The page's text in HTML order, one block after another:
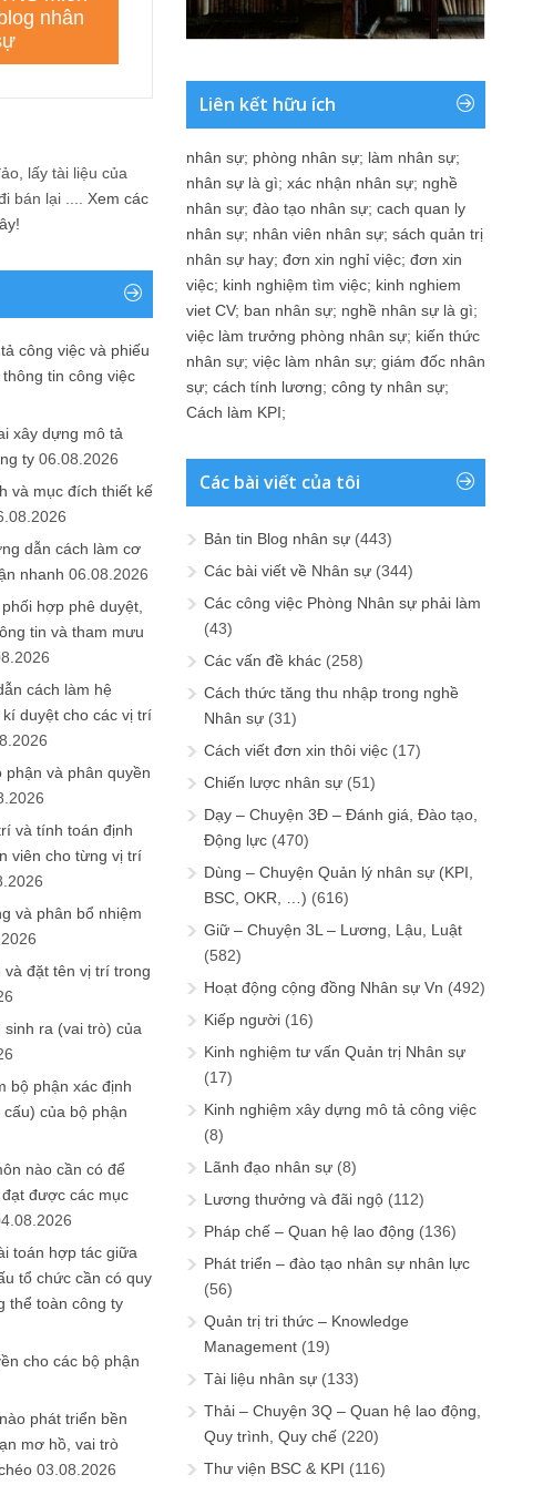
lấy tài liệu của
bán lại .... Xem các
công việc và phiếu
tin công việc
xây dựng mô tả
ty 06.08.2026
và mục đích thiết kế
dẫn cách làm cơ
nhanh 06.08.2026
hợp phê duyệt,
tin và tham mưu
cách làm hệ
duyệt cho các vị trí
phận và phân quyền
và tính toán định
viên cho từng vị trí
và phân bổ nhiệm
và đặt tên vị trí trong
sinh ra (vai trò) của
bộ phận xác định
của bộ phận
nào cần có để
được các mục
toán hợp tác giữa
tổ chức cần có quy
thể toàn công ty
cho các bộ phận
phát triển bền
mơ hồ, vai trò
03.08.2026
Liên kết hữu ích
nhân sự; phòng nhân sự; làm nhân sự;
nhân sự là gì; xác nhận nhân sự; nghề
nhân sự; đào tạo nhân sự; cach quan ly
nhân sự; nhân viên nhân sự; sách quản trị
nhân sự hay; đơn xin nghỉ việc; đơn xin
việc; kinh nghiệm tìm việc; kinh nghiem
viet CV; ban nhân sự; nghề nhân sự là gì;
việc làm trưởng phòng nhân sự; kiến thức
nhân sự; việc làm nhân sự; giám đốc nhân
sự; cách tính lương; công ty nhân sự;
Cách làm KPI;
Các bài viết của tôi
Bản tin Blog nhân sự (443)
Các bài viết về Nhân sự (344)
Các công việc Phòng Nhân sự phải làm
(43)
Các vấn đề khác (258)
Cách thức tăng thu nhập trong nghề
Nhân sự (31)
Cách viết đơn xin thôi việc (17)
Chiến lược nhân sự (51)
Dạy – Chuyện 3Đ – Đánh giá, Đào tạo,
Động lực (470)
Dùng – Chuyện Quản lý nhân sự (KPI,
BSC, OKR, …) (616)
Giữ – Chuyện 3L – Lương, Lậu, Luật
(582)
Hoạt động cộng đồng Nhân sự Vn (492)
Kiếp người (16)
Kinh nghiệm tư vấn Quản trị Nhân sự
(17)
Kinh nghiệm xây dựng mô tả công việc
(8)
Lãnh đạo nhân sự (8)
Lương thưởng và đãi ngộ (112)
Pháp chế – Quan hệ lao động (136)
Phát triển – đào tạo nhân sự nhân lực
(56)
Quản trị tri thức – Knowledge
Management (19)
Tài liệu nhân sự (133)
Thải – Chuyện 3Q – Quan hệ lao động,
Quy trình, Quy chế (220)
Thư viện BSC & KPI (116)